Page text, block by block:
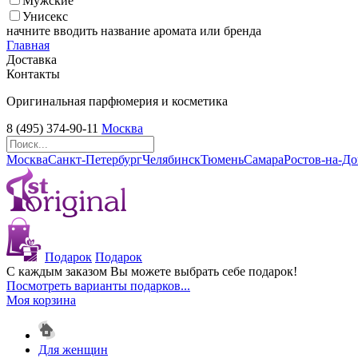
Унисекс
начните вводить название аромата или бренда
Главная
Доставка
Контакты
Оригинальная парфюмерия и косметика
8 (495) 374-90-11 Москва
МоскваСанкт-ПетербургЧелябинскТюменьСамараРостов-на-
Подарок Подарок
С каждым заказом Вы можете выбрать себе подарок!
Посмотреть варианты подарков...
Моя корзина
Для женщин